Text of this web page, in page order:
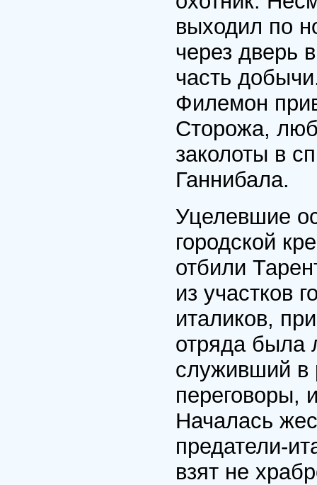
выходил по
через дверь
часть
Филемон
Сторожа,
заколоты в
Ганнибала.
Уцелевшие
городской
отбили
из участков
италиков,
отряда была
служивший в
переговоры,
Началась
предатели-
взят не